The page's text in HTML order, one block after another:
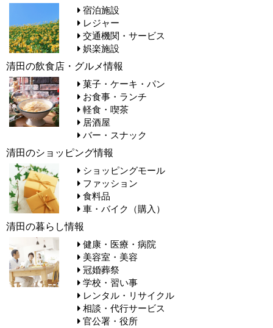
宿泊施設
レジャー
交通機関・サービス
娯楽施設
清田の飲食店・グルメ情報
菓子・ケーキ・パン
お食事・ランチ
軽食・喫茶
居酒屋
バー・スナック
清田のショッピング情報
ショッピングモール
ファッション
食料品
車・バイク（購入）
清田の暮らし情報
健康・医療・病院
美容室・美容
冠婚葬祭
学校・習い事
レンタル・リサイクル
相談・代行サービス
官公署・役所